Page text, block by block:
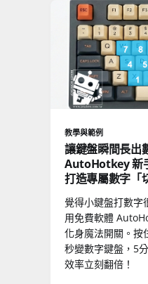
教學與範例
讓鍵盤瞬間長出
AutoHotkey 新
打造專屬數字「
覺得小鍵盤打數字
用免費軟體
化身魔法開關。按
秒變數字鍵盤，5
效率立刻翻倍！